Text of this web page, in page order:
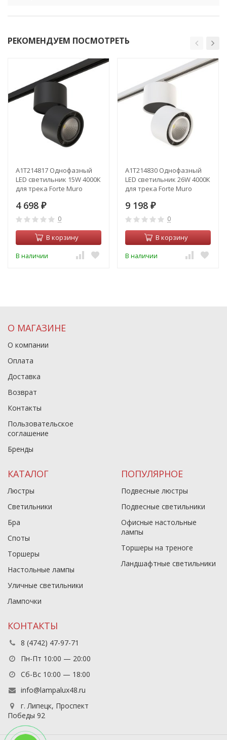
РЕКОМЕНДУЕМ ПОСМОТРЕТЬ
A1T214817 Однофазный
LED светильник 15W 4000К
для трека Forte Muro
592061+214817)
4 698 ₽
0
В корзину
В наличии
A1T214830 Однофазный
LED светильник 26W 4000К
для трека Forte Muro
592066+214830)
9 198 ₽
0
В корзину
В наличии
О МАГАЗИНЕ
О компании
Оплата
Доставка
Возврат
Контакты
Пользовательское
соглашение
Бренды
КАТАЛОГ
Люстры
Светильники
Бра
Споты
Торшеры
Настольные лампы
Уличные светильники
Лампочки
ПОПУЛЯРНОЕ
Подвесные люстры
Подвесные светильники
Офисные настольные
лампы
Торшеры на треноге
Ландшафтные светильники
КОНТАКТЫ
8 (4742) 47-97-71
Пн-Пт 10:00 — 20:00
Сб-Вс 10:00 — 18:00
info@lampalux48.ru
г. Липецк, Проспект
Победы 92